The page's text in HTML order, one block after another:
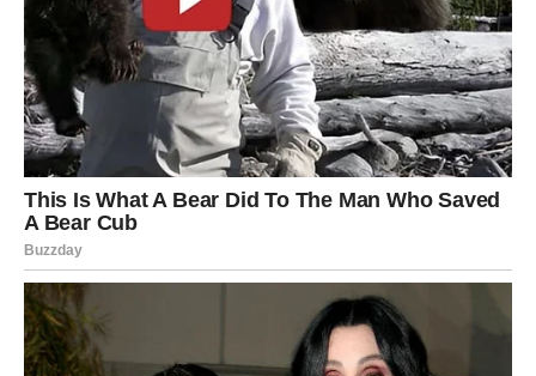
Na kraju, jasno je da je potrebno sagledati sistem iz više
uglova — zakonodavnog, ekonomskog i socijalnog —
kako bi se napravile potrebne promene koje će trajno
unaprijediti životni standard penzionera u Hrvatskoj.
Minimalna penzija ne smije biti prepreka
dostojanstvenom životu, već temelj sigurnosti u trećem
dobu. Samo kroz zajednički napor vlade, nevladinih
organizacija i samih građana može se stvoriti sistem koji
će omogućiti starijim osobama da uživaju u sigurnijem i
kvalitetnijem životu, bez straha od siromaštva i izolacije.